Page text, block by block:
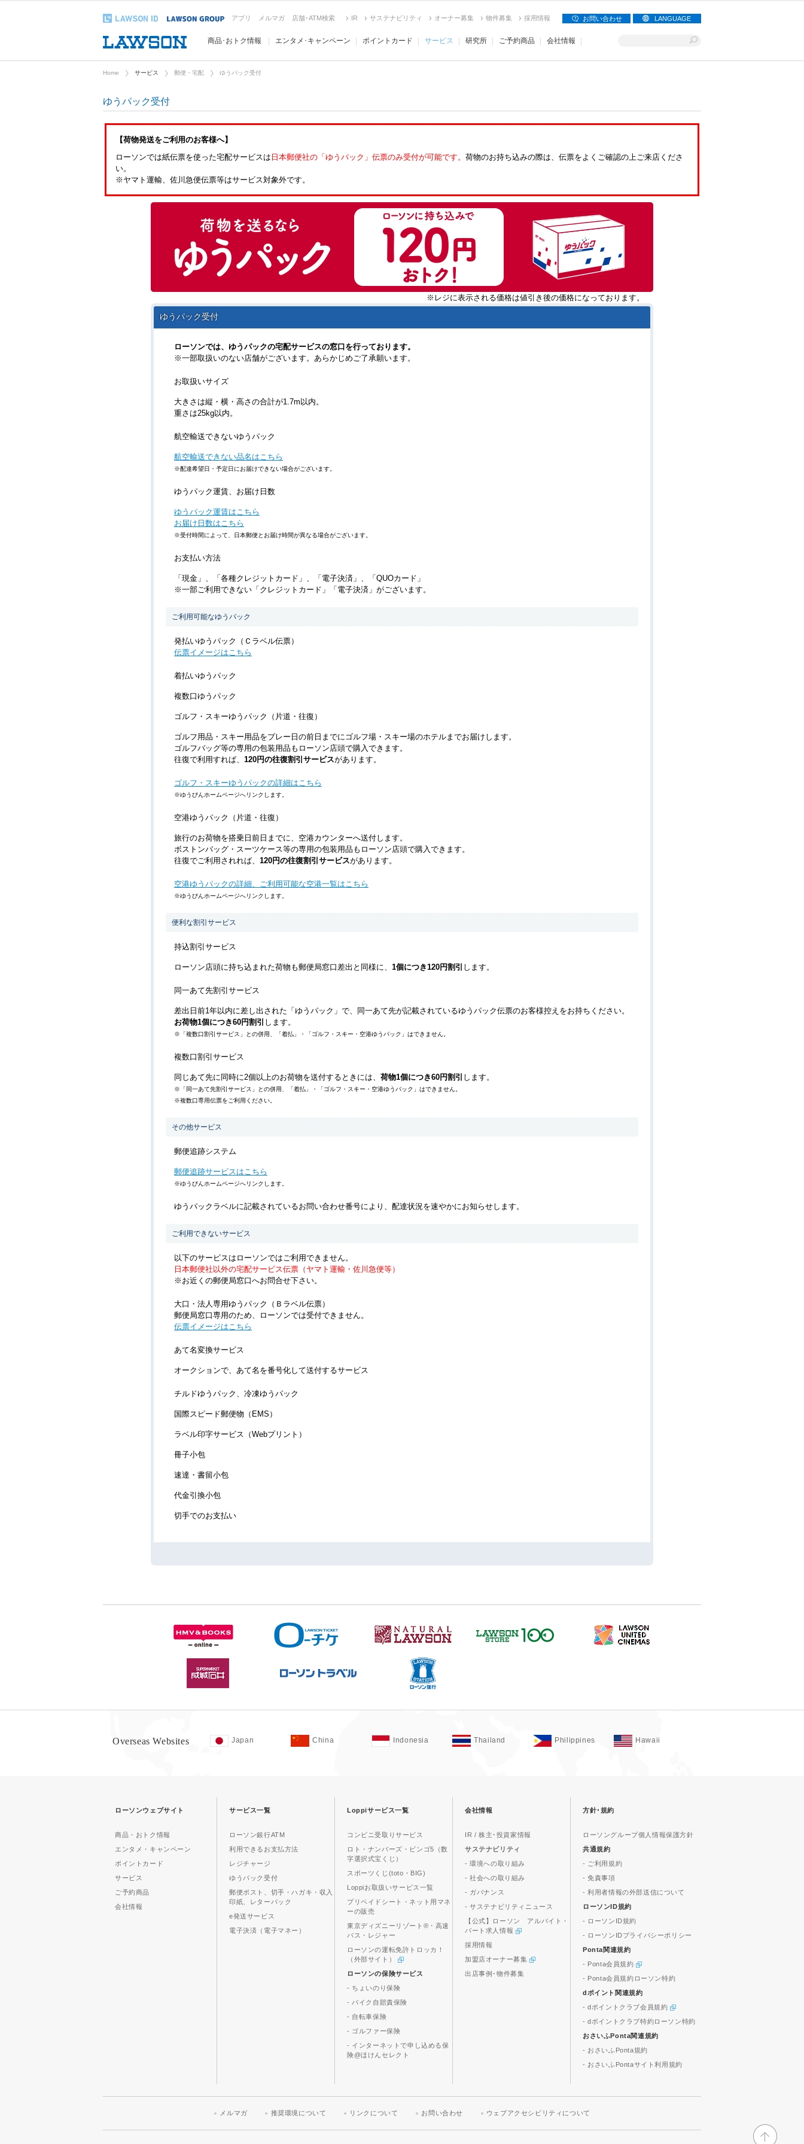
アプリ メルマガ 店舗･ATM検索 IR サステナビリティ オーナー募集 物件募集 採用情報 お問い合わせ LANGUAGE
商品･おトク情報 エンタメ･キャンペーン ポイントカード サービス 研究所 ご予約商品 会社情報
Home サービス 郵便・宅配 ゆうパック受付
ゆうパック受付
【荷物発送をご利用のお客様へ】
ローソンでは紙伝票を使った宅配サービスは 日本郵便社の「ゆうパック」伝票のみ受付が可能です。 荷物のお持ち込みの際は、伝票をよくご確認の上ご来店くださ
い。
※ヤマト運輸、佐川急便伝票等はサービス対象外です。
※レジに表示される価格は値引き後の価格になっております。
ゆうパック受付
ローソンでは、ゆうパックの宅配サービスの窓口を行っております。
※一部取扱いのない店舗がございます。あらかじめご了承願います。
お取扱いサイズ
大きさは縦・横・高さの合計が1.7m以内。
重さは25kg以内。
航空輸送できないゆうパック
航空輸送できない品名はこちら
※配達希望日・予定日にお届けできない場合がございます。
ゆうパック運賃、お届け日数
ゆうパック運賃はこちら
お届け日数はこちら
※受付時間によって、日本郵便とお届け時間が異なる場合がございます。
お支払い方法
「現金」、「各種クレジットカード」、「電子決済」、「QUOカード」
※一部ご利用できない「クレジットカード」「電子決済」がございます。
ご利用可能なゆうパック
発払いゆうパック（Ｃラベル伝票）
伝票イメージはこちら
着払いゆうパック
複数口ゆうパック
ゴルフ・スキーゆうパック（片道・往復）
ゴルフ用品・スキー用品をプレー日の前日までにゴルフ場・スキー場のホテルまでお届けします。
ゴルフバッグ等の専用の包装用品もローソン店頭で購入できます。
往復で利用すれば、 120円の往復割引サービスがあります。
ゴルフ・スキーゆうパックの詳細はこちら
※ゆうびんホームページへリンクします。
空港ゆうパック（片道・往復）
旅行のお荷物を搭乗日前日までに、空港カウンターへ送付します。
ボストンバッグ・スーツケース等の専用の包装用品もローソン店頭で購入できます。
往復でご利用されれば、 120円の往復割引サービスがあります。
空港ゆうパックの詳細、ご利用可能な空港一覧はこちら
※ゆうびんホームページへリンクします。
便利な割引サービス
持込割引サービス
ローソン店頭に持ち込まれた荷物も郵便局窓口差出と同様に、 1個につき120円割引 します。
同一あて先割引サービス
差出日前1年以内に差し出された「ゆうパック」で、同一あて先が記載されているゆうパック伝票のお客様控えをお持ちください。
お荷物1個につき60円割引 します。
※「複数口割引サービス」との併用、「着払」・「ゴルフ・スキー・空港ゆうパック」はできません。
複数口割引サービス
同じあて先に同時に2個以上のお荷物を送付するときには、 荷物1個につき60円割引 します。
※「同一あて先割引サービス」との併用、「着払」・「ゴルフ・スキー・空港ゆうパック」はできません。
※複数口専用伝票をご利用ください。
その他サービス
郵便追跡システム
郵便追跡サービスはこちら
※ゆうびんホームページへリンクします。
ゆうパックラベルに記載されているお問い合わせ番号により、配達状況を速やかにお知らせします。
ご利用できないサービス
以下のサービスはローソンではご利用できません。
日本郵便社以外の宅配サービス伝票（ヤマト運輸・佐川急便等）
※お近くの郵便局窓口へお問合せ下さい。
大口・法人専用ゆうパック（Ｂラベル伝票）
郵便局窓口専用のため、ローソンでは受付できません。
伝票イメージはこちら
あて名変換サービス
オークションで、あて名を番号化して送付するサービス
チルドゆうパック、冷凍ゆうパック
国際スピード郵便物（EMS）
ラベル印字サービス（Webプリント）
冊子小包
速達・書留小包
代金引換小包
切手でのお支払い
Overseas Websites Japan China Indonesia Thailand Philippines Hawaii
ローソンウェブサイト
商品・おトク情報
エンタメ・キャンペーン
ポイントカード
サービス
ご予約商品
会社情報
サービス一覧
ローソン銀行ATM
利用できるお支払方法
レジチャージ
ゆうパック受付
郵便ポスト、切手・ハガキ・収入
印紙、レターパック
e発送サービス
電子決済（電子マネー）
Loppiサービス一覧
コンビニ受取りサービス
ロト・ナンバーズ・ビンゴ5（数
字選択式宝くじ）
スポーツくじ(toto・BIG)
Loppiお取扱いサービス一覧
プリペイドシート・ネット用マネ
ーの販売
東京ディズニーリゾート®・高速
バス・レジャー
ローソンの運転免許トロッカ！
（外部サイト）
ローソンの保険サービス
- ちょいのり保険
- バイク自賠責保険
- 自転車保険
- ゴルファー保険
- インターネットで申し込める保
険@ほけんセレクト
会社情報
IR / 株主･投資家情報
サステナビリティ
- 環境への取り組み
- 社会への取り組み
- ガバナンス
- サステナビリティニュース
【公式】ローソン アルバイト・
パート求人情報
採用情報
加盟店オーナー募集
出店事例･物件募集
方針･規約
ローソングループ個人情報保護方針
共通規約
- ご利用規約
- 免責事項
- 利用者情報の外部送信について
ローソンID規約
- ローソンID規約
- ローソンIDプライバシーポリシー
Ponta関連規約
- Ponta会員規約
- Ponta会員規約ローソン特約
dポイント関連規約
- dポイントクラブ会員規約
- dポイントクラブ特約ローソン特約
おさいふPonta関連規約
- おさいふPonta規約
- おさいふPontaサイト利用規約
メルマガ 推奨環境について リンクについて お問い合わせ ウェブアクセシビリティについて